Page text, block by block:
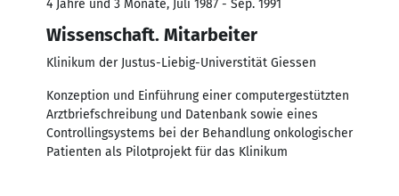
4 Jahre und 3 Monate, Juli 1987 - Sep. 1991
Wissenschaft. Mitarbeiter
Klinikum der Justus-Liebig-Universtität Giessen
Konzeption und Einführung einer computergestützten
Arztbriefschreibung und Datenbank sowie eines
Controllingsystems bei der Behandlung onkologischer
Patienten als Pilotprojekt für das Klinikum